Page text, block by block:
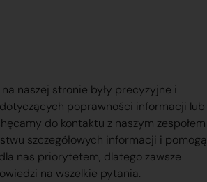
naszej stronie były precyzyjne i
poprawności informacji lub
do kontaktu z naszym zespołem
szczegółowych informacji i pomogą
nas priorytetem, dlatego zawsze
na wszelkie pytania.